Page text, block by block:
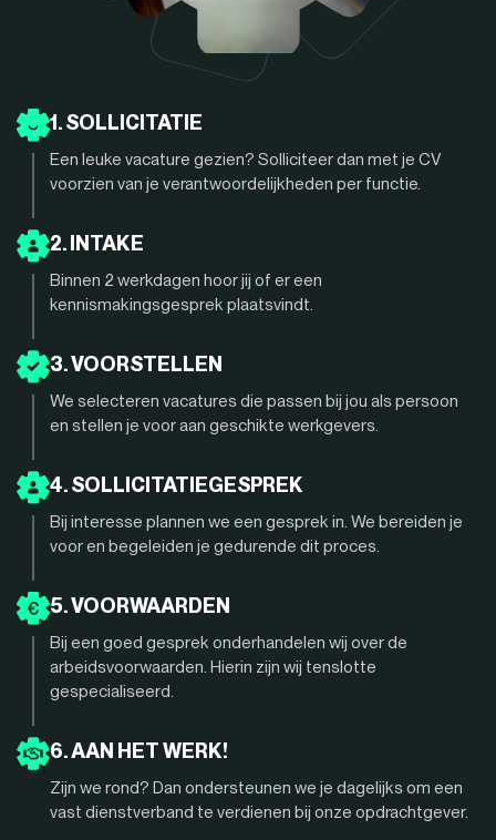
1. SOLLICITATIE
Een leuke vacature gezien? Solliciteer dan met je CV
voorzien van je verantwoordelijkheden per functie.
2. INTAKE
Binnen 2 werkdagen hoor jij of er een
kennismakingsgesprek plaatsvindt.
3. VOORSTELLEN
We selecteren vacatures die passen bij jou als persoon
en stellen je voor aan geschikte werkgevers.
4. SOLLICITATIEGESPREK
Bij interesse plannen we een gesprek in. We bereiden je
voor en begeleiden je gedurende dit proces.
5. VOORWAARDEN
Bij een goed gesprek onderhandelen wij over de
arbeidsvoorwaarden. Hierin zijn wij tenslotte
gespecialiseerd.
6. AAN HET WERK!
Zijn we rond? Dan ondersteunen we je dagelijks om een
vast dienstverband te verdienen bij onze opdrachtgever.